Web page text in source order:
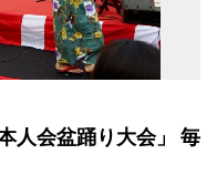
人会盆踊り大会」 毎